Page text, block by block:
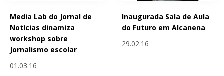
Media Lab do Jornal de
Notícias dinamiza
workshop sobre
Jornalismo escolar
01.03.16
Inaugurada Sala de Aula
do Futuro em Alcanena
29.02.16